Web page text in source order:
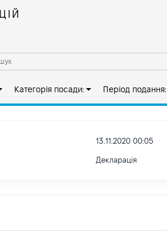
Категорія посади: Період подання:
13.11.2020 00:05
Декларація